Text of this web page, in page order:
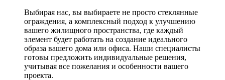
Выбирая нас, вы выбираете не просто стеклянные
ограждения, а комплексный подход к улучшению
вашего жилищного пространства, где каждый
элемент будет работать на создание идеального
образа вашего дома или офиса. Наши специалисты
готовы предложить индивидуальные решения,
учитывая все пожелания и особенности вашего
проекта.